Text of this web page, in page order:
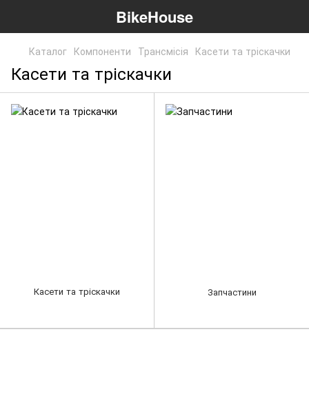
BikeHouse
Каталог Компоненти Трансмісія Касети та тріскачки
Касети та тріскачки
Касети та тріскачки Запчастини